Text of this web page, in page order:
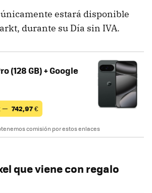
estará disponible
durante su Día sin IVA.
(128 GB) + Google
— 742,97€
comisión por estos enlaces
que viene con regalo